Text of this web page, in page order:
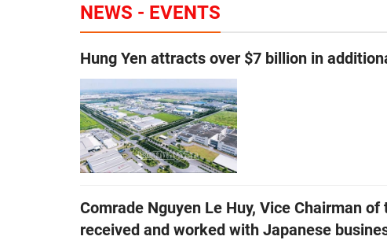
NEWS - EVENTS
Hung Yen attracts over $7 billion in
Comrade Nguyen Le Huy, Vice Chairman
received and worked with Japanese